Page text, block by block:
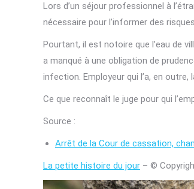
Lors d’un séjour professionnel à
nécessaire pour l’informer des
Pourtant, il est notoire que l’eau de
a manqué à une obligation de
infection. Employeur qui l’a, en
Ce que reconnaît le juge pour qui
Source :
Arrêt de la Cour de cassation,
La petite histoire du jour – ©